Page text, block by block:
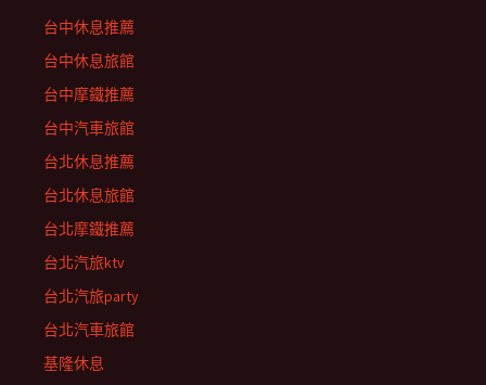
台中休息推薦
台中休息旅館
台中摩鐵推薦
台中汽車旅館
台北休息推薦
台北休息旅館
台北摩鐵推薦
台北汽旅ktv
台北汽旅party
台北汽車旅館
基隆休息